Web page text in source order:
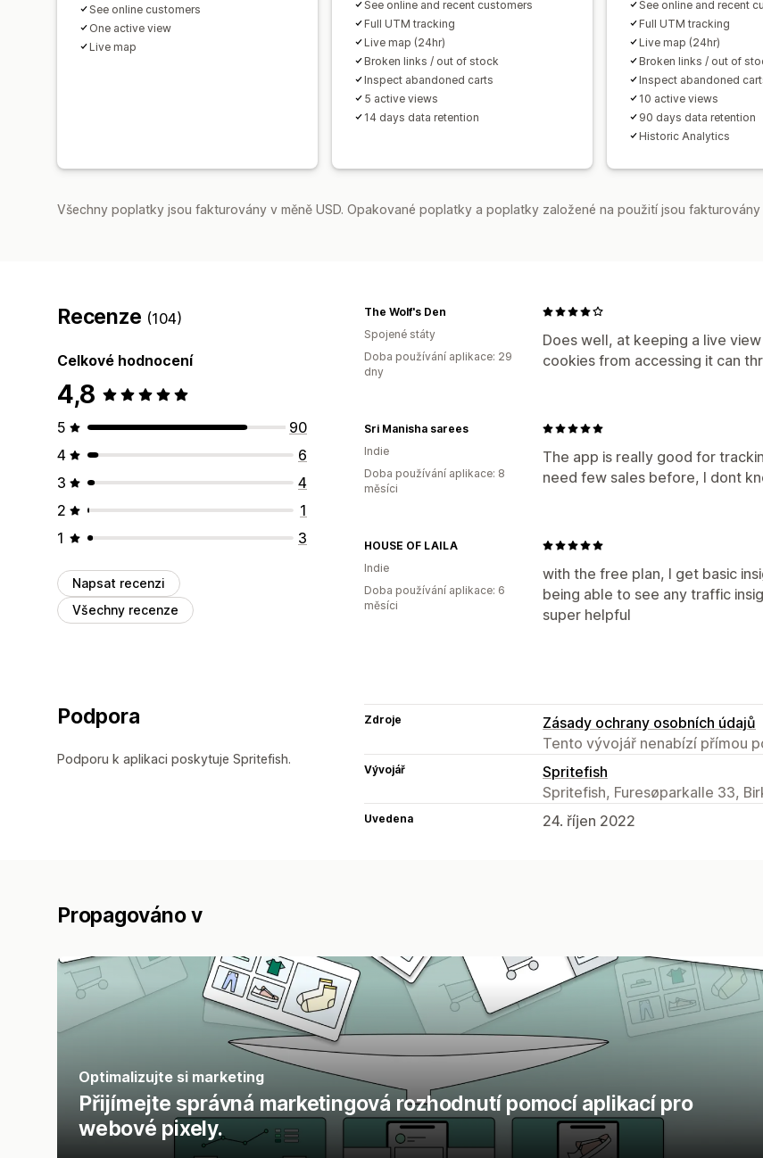
Dodržování GDPR
See online customers
One active view
Live map
See online and recent customers
Full UTM tracking
Live map (24hr)
Broken links / out of stock
Inspect abandoned carts
5 active views
14 days data retention
See online and recent
Full UTM tracking
Live map (24hr)
Broken links / out of
Inspect abandoned
10 active views
90 days data retention
Historic Analytics
Všechny poplatky jsou fakturovány v měně USD. Opakované poplatky a poplatky založené na použití jsou
Recenze (104)
Celkové hodnocení
4,8
5
90
4
6
3
4
2
1
1
3
Napsat recenzi
Všechny recenze
Does well, at keeping a live
cookies from accessing it can
The Wolf's Den
Spojené státy
Doba používání aplikace: 29
dny
The app is really good for
need few sales before, I dont
Sri Manisha sarees
Indie
Doba používání aplikace: 8
měsíci
with the free plan, I get basic
being able to see any traffic
super helpful
HOUSE OF LAILA
Indie
Doba používání aplikace: 6
měsíci
Podpora
Podporu k aplikaci poskytuje Spritefish.
Zdroje
Zásady ochrany osobních údajů
Tento vývojář nenabízí přímou
Vývojář
Spritefish
Spritefish, Furesøparkalle 33,
Uvedena 24. říjen 2022
Propagováno v
Optimalizujte si marketing
Přijímejte správná marketingová rozhodnutí pomocí aplikací pro
webové pixely.